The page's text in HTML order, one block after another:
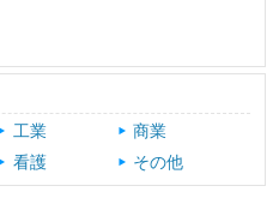
工業
商業
看護 その他